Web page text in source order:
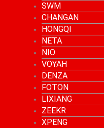
SWM
CHANGAN
HONGQI
NETA
NIO
VOYAH
DENZA
FOTON
LIXIANG
ZEEKR
XPENG